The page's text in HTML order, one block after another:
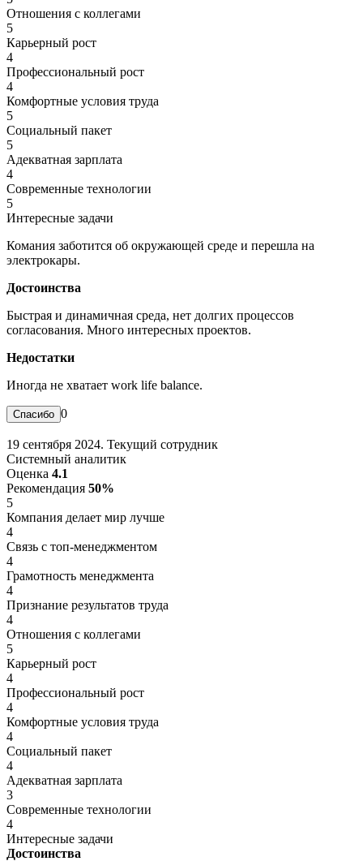
Отношения с коллегами
5
Карьерный рост
4
Профессиональный рост
4
Комфортные условия труда
5
Социальный пакет
5
Адекватная зарплата
4
Современные технологии
5
Интересные задачи
Комания заботится об окружающей среде и перешла на
электрокары.
Достоинства
Быстрая и динамичная среда, нет долгих процессов
согласования. Много интересных проектов.
Недостатки
Иногда не хватает work life balance.
0
19 сентября 2024. Текущий сотрудник
Системный аналитик
Оценка 4.1
Рекомендация 50%
5
Компания делает мир лучше
4
Связь с топ-менеджментом
4
Грамотность менеджмента
4
Признание результатов труда
4
Отношения с коллегами
5
Карьерный рост
4
Профессиональный рост
4
Комфортные условия труда
4
Социальный пакет
4
Адекватная зарплата
3
Современные технологии
4
Интересные задачи
Достоинства